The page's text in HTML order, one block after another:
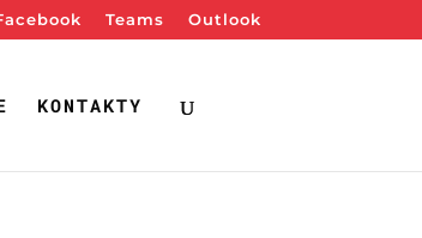
Teams Outlook
KONTAKTY